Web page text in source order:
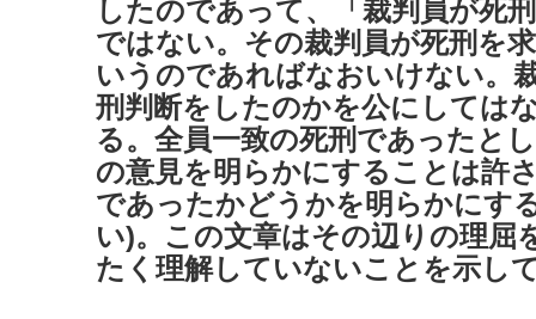
したのであって、「裁判員が死
ではない。その裁判員が死刑を
いうのであればなおいけない。
刑判断をしたのかを公にしては
る。全員一致の死刑であったと
の意見を明らかにすることは許
であったかどうかを明らかにす
い)。この文章はその辺りの理屈
たく理解していないことを示し